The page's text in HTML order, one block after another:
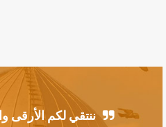
ننتقي لكم الأرقى